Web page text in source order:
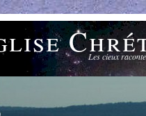
Les cieux